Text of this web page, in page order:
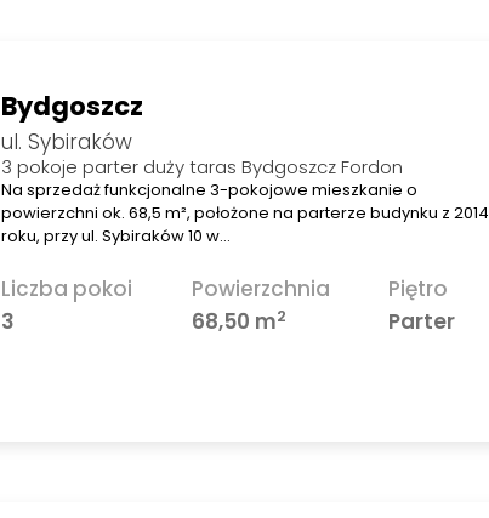
Bydgoszcz
ul. Sybiraków
3 pokoje parter duży taras Bydgoszcz Fordon
Na sprzedaż funkcjonalne 3-pokojowe mieszkanie o
powierzchni ok. 68,5 m², położone na parterze budynku z 2014
roku, przy ul. Sybiraków 10 w…
Liczba pokoi
3
Powierzchnia
68,50 m2
Piętro
Parter